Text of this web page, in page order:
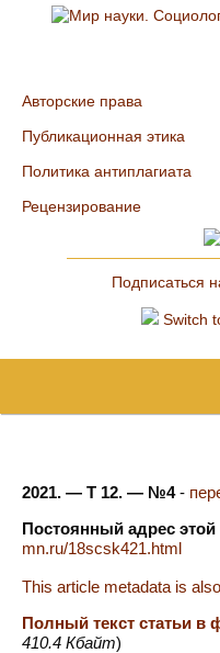
Авторские права
Публикационная этика
Политика антиплагиата
Рецензирование
Подписаться
Switch
2021. — Т 12. — №4-
Постоянный адрес
mn.ru/18scsk421.html
This article metadata is
Полный текст статьи в
410.4 Кбайт)